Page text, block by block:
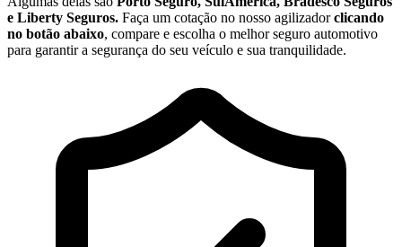
e Liberty Seguros. Faça um cotação no nosso agilizadorclicando
no botão abaixo, compare e escolha o melhor seguro automotivo
para garantir a segurança do seu veículo e sua tranquilidade.